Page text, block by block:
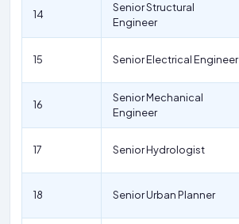
14
Senior Structural
Engineer
15 Senior Electrical Engineer
16
Senior Mechanical
Engineer
17 Senior Hydrologist
18 Senior Urban Planner